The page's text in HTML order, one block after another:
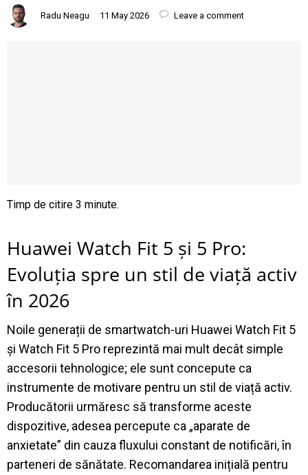
Radu Neagu 11 May 2026 Leave a comment
Huawei Watch Fit 5 și 5 Pro:
Evoluția spre un stil de viață activ
în 2026
Noile generații de smartwatch-uri Huawei Watch Fit 5
și Watch Fit 5 Pro reprezintă mai mult decât simple
accesorii tehnologice; ele sunt concepute ca
instrumente de motivare pentru un stil de viață activ.
Producătorii urmăresc să transforme aceste
dispozitive, adesea percepute ca „aparate de
anxietate” din cauza fluxului constant de notificări, în
parteneri de sănătate. Recomandarea inițială pentru